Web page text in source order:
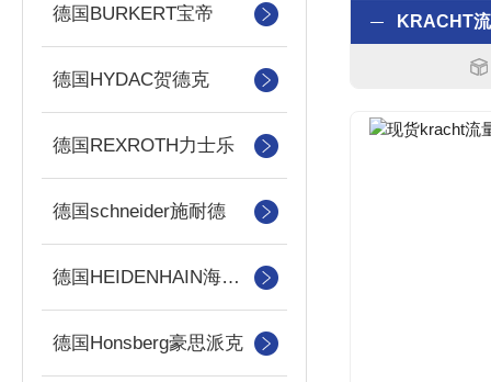
德国BURKERT宝帝
德国HYDAC贺德克
德国REXROTH力士乐
德国schneider施耐德
德国HEIDENHAIN海德汉
德国Honsberg豪思派克